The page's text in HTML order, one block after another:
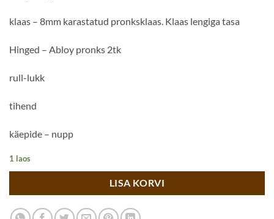
klaas – 8mm karastatud pronksklaas. Klaas lengiga tasa
Hinged – Abloy pronks 2tk
rull-lukk
tihend
käepide – nupp
1 laos
LISA KORVI